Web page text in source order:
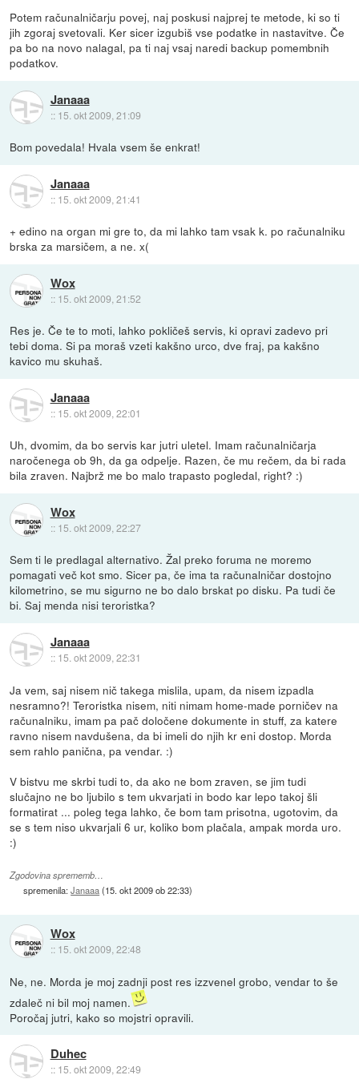
Potem računalničarju povej, naj poskusi najprej te metode, ki so ti
jih zgoraj svetovali. Ker sicer izgubiš vse podatke in nastavitve. Če
pa bo na novo nalagal, pa ti naj vsaj naredi backup pomembnih
podatkov.
Janaaa
:: 15. okt 2009, 21:09
Bom povedala! Hvala vsem še enkrat!
Janaaa
:: 15. okt 2009, 21:41
+ edino na organ mi gre to, da mi lahko tam vsak k. po računalniku
brska za marsičem, a ne. x(
Wox
:: 15. okt 2009, 21:52
Res je. Če te to moti, lahko pokličeš servis, ki opravi zadevo pri
tebi doma. Si pa moraš vzeti kakšno urco, dve fraj, pa kakšno
kavico mu skuhaš.
Janaaa
:: 15. okt 2009, 22:01
Uh, dvomim, da bo servis kar jutri uletel. Imam računalničarja
naročenega ob 9h, da ga odpelje. Razen, če mu rečem, da bi rada
bila zraven. Najbrž me bo malo trapasto pogledal, right? :)
Wox
:: 15. okt 2009, 22:27
Sem ti le predlagal alternativo. Žal preko foruma ne moremo
pomagati več kot smo. Sicer pa, če ima ta računalničar dostojno
kilometrino, se mu sigurno ne bo dalo brskat po disku. Pa tudi če
bi. Saj menda nisi teroristka?
Janaaa
:: 15. okt 2009, 22:31
Ja vem, saj nisem nič takega mislila, upam, da nisem izpadla
nesramno?! Teroristka nisem, niti nimam home-made porničev na
računalniku, imam pa pač določene dokumente in stuff, za katere
ravno nisem navdušena, da bi imeli do njih kr eni dostop. Morda
sem rahlo panična, pa vendar. :)
V bistvu me skrbi tudi to, da ako ne bom zraven, se jim tudi
slučajno ne bo ljubilo s tem ukvarjati in bodo kar lepo takoj šli
formatirat ... poleg tega lahko, če bom tam prisotna, ugotovim, da
se s tem niso ukvarjali 6 ur, koliko bom plačala, ampak morda uro.
:)
Zgodovina sprememb…
spremenila:Janaaa(15. okt 2009 ob 22:33)
Wox
:: 15. okt 2009, 22:48
Ne, ne. Morda je moj zadnji post res izzvenel grobo, vendar to še
zdaleč ni bil moj namen.
Poročaj jutri, kako so mojstri opravili.
Duhec
:: 15. okt 2009, 22:49